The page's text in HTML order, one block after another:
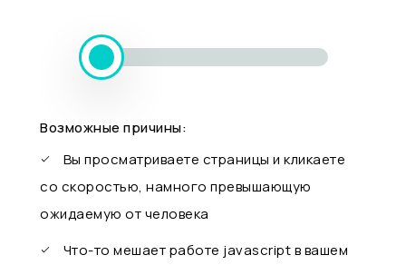
Возможные причины:
Вы просматриваете страницы и кликаете
со скоростью, намного превышающую
ожидаемую от человека
Что-то мешает работе javascript в вашем